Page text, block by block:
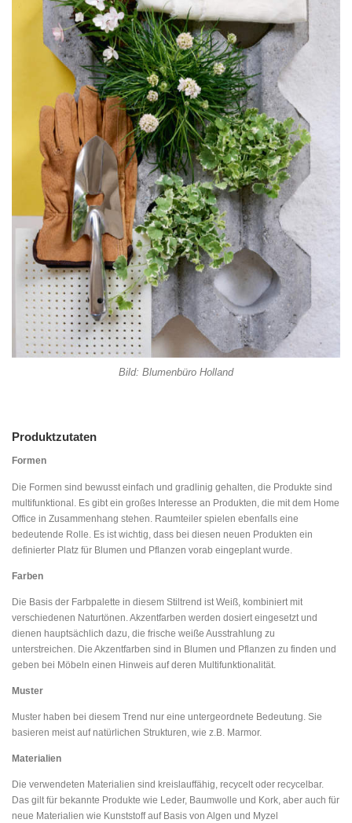
Bild: Blumenbüro Holland
Produktzutaten
Formen
Die Formen sind bewusst einfach und gradlinig gehalten, die Produkte sind
multifunktional. Es gibt ein großes Interesse an Produkten, die mit dem Home
Office in Zusammenhang stehen. Raumteiler spielen ebenfalls eine
bedeutende Rolle. Es ist wichtig, dass bei diesen neuen Produkten ein
definierter Platz für Blumen und Pflanzen vorab eingeplant wurde.
Farben
Die Basis der Farbpalette in diesem Stiltrend ist Weiß, kombiniert mit
verschiedenen Naturtönen. Akzentfarben werden dosiert eingesetzt und
dienen hauptsächlich dazu, die frische weiße Ausstrahlung zu
unterstreichen. Die Akzentfarben sind in Blumen und Pflanzen zu finden und
geben bei Möbeln einen Hinweis auf deren Multifunktionalität.
Muster
Muster haben bei diesem Trend nur eine untergeordnete Bedeutung. Sie
basieren meist auf natürlichen Strukturen, wie z.B. Marmor.
Materialien
Die verwendeten Materialien sind kreislauffähig, recycelt oder recycelbar.
Das gilt für bekannte Produkte wie Leder, Baumwolle und Kork, aber auch für
neue Materialien wie Kunststoff auf Basis von Algen und Myzel